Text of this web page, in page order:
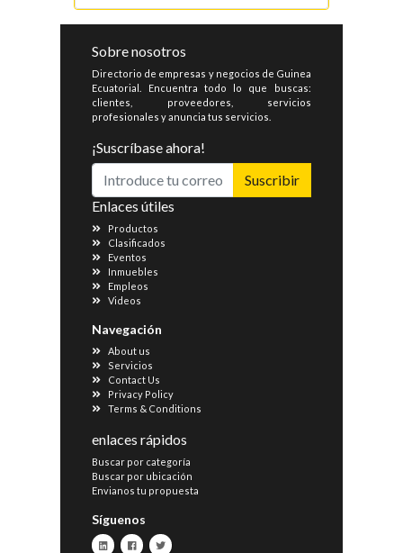
Sobre nosotros
Directorio de empresas y negocios de Guinea
Ecuatorial. Encuentra todo lo que buscas:
clientes, proveedores, servicios
profesionales y anuncia tus servicios.
¡Suscríbase ahora!
Suscribir
Enlaces útiles
Productos
Clasificados
Eventos
Inmuebles
Empleos
Videos
Navegación
About us
Servicios
Contact Us
Privacy Policy
Terms & Conditions
enlaces rápidos
Buscar por categoría
Buscar por ubicación
Envianos tu propuesta
Síguenos